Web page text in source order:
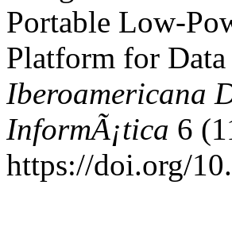
Portable Low-
Platform for
Iberoamericana
InformÃ¡tica 6
https://doi.org/